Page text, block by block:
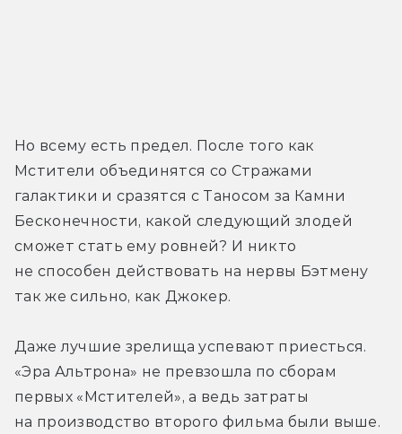
Но всему есть предел. После того как
Мстители объединятся со Стражами
галактики и сразятся с Таносом за Камни
Бесконечности, какой следующий злодей
сможет стать ему ровней? И никто
не способен действовать на нервы Бэтмену
так же сильно, как Джокер.
Даже лучшие зрелища успевают приесться.
«Эра Альтрона» не превзошла по сборам
первых «Мстителей», а ведь затраты
на производство второго фильма были выше.